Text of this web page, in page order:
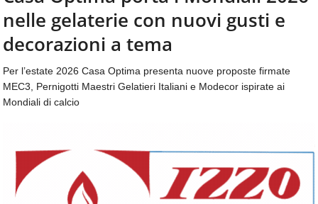
aggiornamenti
quotidiani
temi
come
ospitalità,
ristorazione,
catering
e
articoli
CONTATTI
nelle gelaterie con nuovi gusti e
decorazioni a tema
Per l’estate 2026 Casa Optima presenta nuove proposte firmate
MEC3, Pernigotti Maestri Gelatieri Italiani e Modecor ispirate ai
Mondiali di calcio